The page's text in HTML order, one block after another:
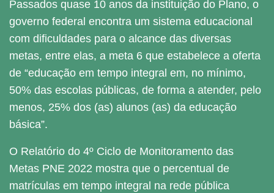
Passados quase 10 anos da instituição do Plano, o
governo federal encontra um sistema educacional
com dificuldades para o alcance das diversas
metas, entre elas, a meta 6 que estabelece a oferta
de “educação em tempo integral em, no mínimo,
50% das escolas públicas, de forma a atender, pelo
menos, 25% dos (as) alunos (as) da educação
básica”.
O Relatório do 4º Ciclo de Monitoramento das
Metas PNE 2022 mostra que o percentual de
matrículas em tempo integral na rede pública